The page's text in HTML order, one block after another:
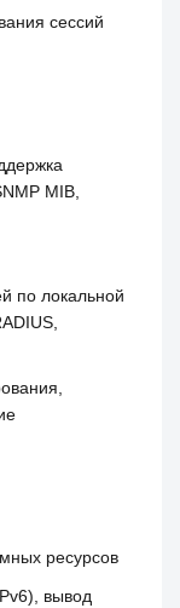
сессий
MIB,
по локальной
ресурсов
вывод